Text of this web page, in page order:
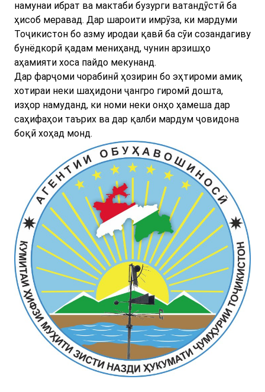
намунаи ибрат ва мактаби бузурги ватандӯстӣ ба
ҳисоб меравад. Дар шароити имрӯза, ки мардуми
Тоҷикистон бо азму иродаи қавӣ ба сӯи созандагиву
бунёдкорӣ қадам мениҳанд, чунин арзишҳо
аҳамияти хоса пайдо мекунанд.
Дар фарҷоми чорабинӣ ҳозирин бо эҳтироми амиқ
хотираи неки шаҳидони ҷангро гиромӣ дошта,
изҳор намуданд, ки номи неки онҳо ҳамеша дар
саҳифаҳои таърих ва дар қалби мардум ҷовидона
боқӣ хоҳад монд.